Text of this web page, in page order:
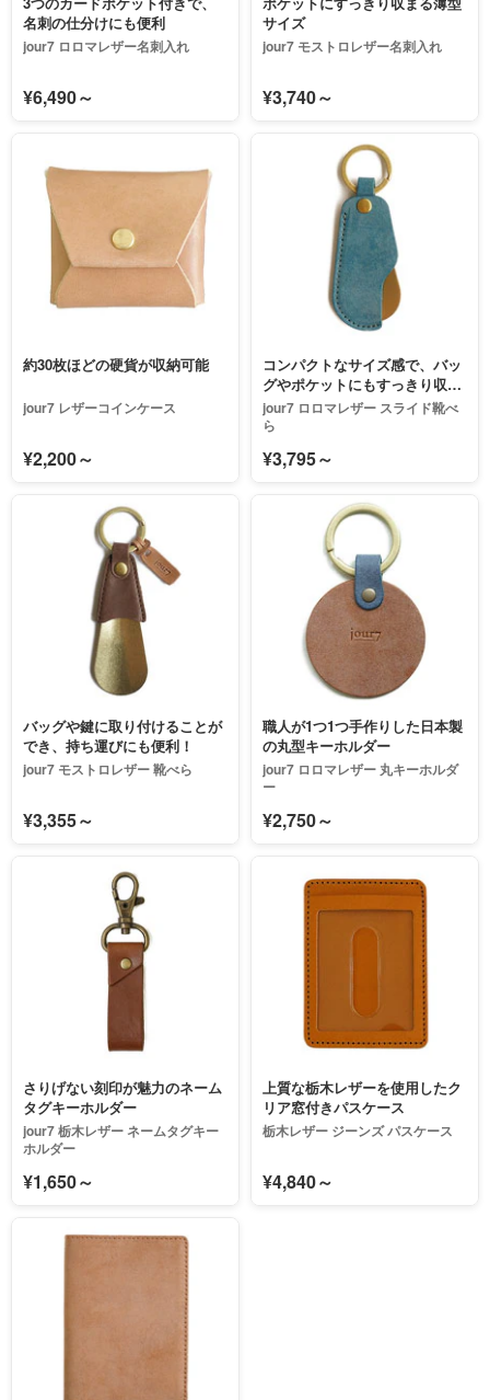
名刺の仕分けにも便利
jour7 ロロマレザー名刺入れ
¥6,490～
サイズ
jour7 モストロレザー名刺入れ
¥3,740～
約30枚ほどの硬貨が収納可能
jour7 レザーコインケース
¥2,200～
コンパクトなサイズ感で、バッ
グやポケットにもすっきり収ま
ります
jour7 ロロマレザー スライド靴べ
ら
¥3,795～
バッグや鍵に取り付けることが
でき、持ち運びにも便利！
jour7 モストロレザー 靴べら
¥3,355～
職人が1つ1つ手作りした日本製
の丸型キーホルダー
jour7 ロロマレザー 丸キーホルダ
ー
¥2,750～
さりげない刻印が魅力のネーム
タグキーホルダー
jour7 栃木レザー ネームタグキー
ホルダー
¥1,650～
上質な栃木レザーを使用したク
リア窓付きパスケース
栃木レザー ジーンズ パスケース
¥4,840～